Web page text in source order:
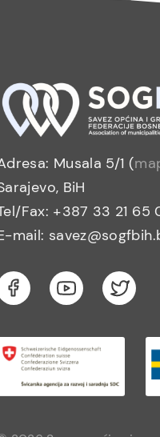
Musala 5/1 (
BiH
Fax: +387 33 21 65
mail: